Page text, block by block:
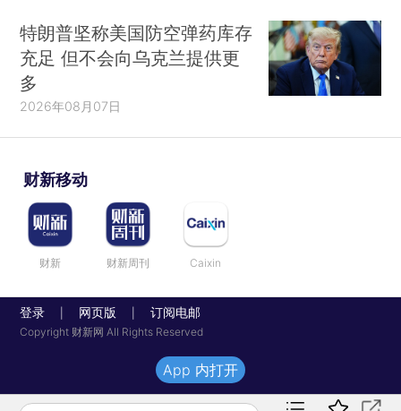
特朗普坚称美国防空弹药库存
充足 但不会向乌克兰提供更
多
2026年08月07日
财新移动
财新 财新周刊 Caixin
登录 网页版 订阅电邮
Copyright 财新网 All Rights Reserved
App 内打开